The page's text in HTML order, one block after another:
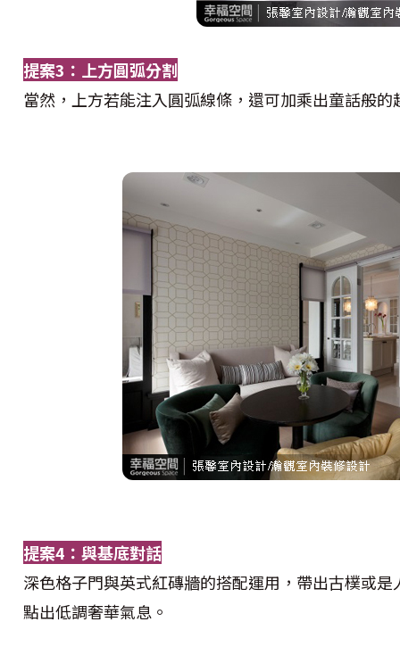
提案3：上方圓弧分割
當然，上方若能注入圓弧線條，還可加乘出童話般的
提案4：與基底對話
深色格子門與英式紅磚牆的搭配運用，帶出古樸或
點出低調奢華氣息。